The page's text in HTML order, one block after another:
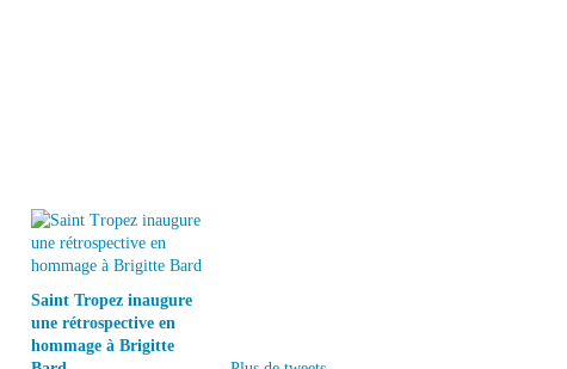
Saint Tropez inaugure
une rétrospective en
hommage à Brigitte